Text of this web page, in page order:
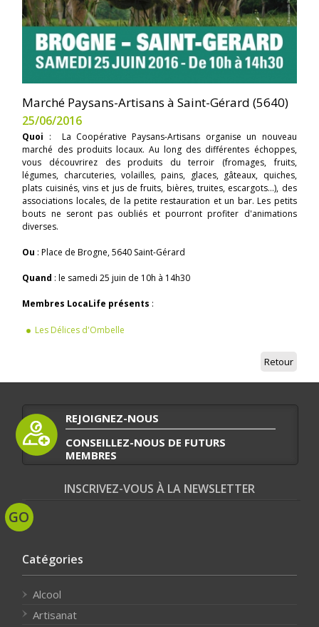
Marché Paysans-Artisans à Saint-Gérard (5640)
25/06/2016
Quoi : La Coopérative Paysans-Artisans organise un nouveau
marché des produits locaux. Au long des différentes échoppes,
vous découvrirez des produits du terroir (fromages, fruits,
légumes, charcuteries, volailles, pains, glaces, gâteaux, quiches,
plats cuisinés, vins et jus de fruits, bières, truites, escargots…), des
associations locales, de la petite restauration et un bar. Les petits
bouts ne seront pas oubliés et pourront profiter d'animations
diverses.
Ou : Place de Brogne, 5640 Saint-Gérard
Quand : le samedi 25 juin de 10h à 14h30
Membres LocaLife présents :
Les Délices d'Ombelle
Retour
REJOIGNEZ-NOUS
CONSEILLEZ-NOUS DE FUTURS
MEMBRES
INSCRIVEZ-VOUS À LA NEWSLETTER
Catégories
Alcool
Artisanat